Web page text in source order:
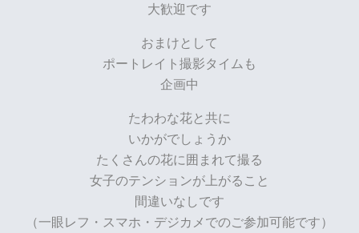
大歓迎です
おまけとして
ポートレイト撮影タイムも
企画中
たわわな花と共に
いかがでしょうか
たくさんの花に囲まれて撮る
女子のテンションが上がること
間違いなしです
（一眼レフ・スマホ・デジカメでのご参加可能です）